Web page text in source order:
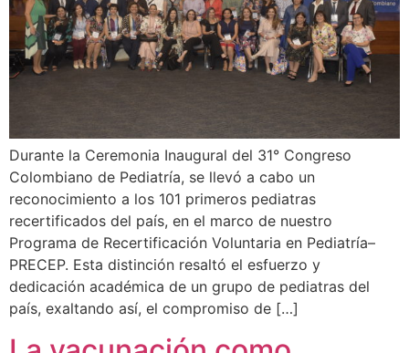
Durante la Ceremonia Inaugural del 31° Congreso
Colombiano de Pediatría, se llevó a cabo un
reconocimiento a los 101 primeros pediatras
recertificados del país, en el marco de nuestro
Programa de Recertificación Voluntaria en Pediatría–
PRECEP. Esta distinción resaltó el esfuerzo y
dedicación académica de un grupo de pediatras del
país, exaltando así, el compromiso de […]